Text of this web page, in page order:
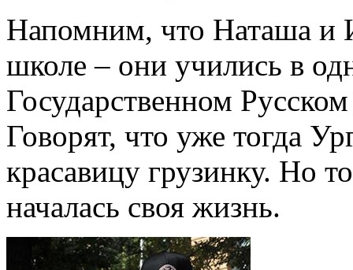
Напомним, что Наташа и
школе – они учились в
Государственном
Говорят, что уже тогда
красавицу грузинку. Но
началась своя жизнь.